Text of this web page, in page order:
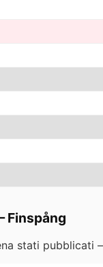
Finspång
stati pubblicati